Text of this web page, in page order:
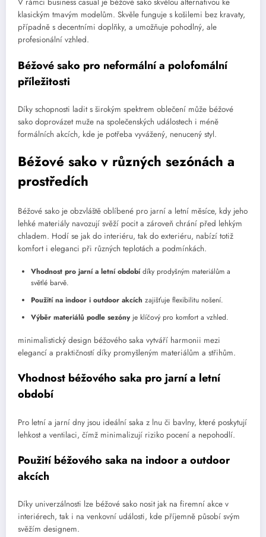
V rámci business casual je béžové sako skvělou alternativou ke
klasickým tmavým modelům. Skvěle funguje s košilemi bez kravaty,
případně s decentními doplňky, a umožňuje pohodlný, ale
profesionální vzhled.
Béžové sako pro neformální a polofomální
příležitosti
Díky schopnosti ladit s širokým spektrem oblečení může béžové
sako doprovázet muže na společenských událostech i méně
formálních akcích, kde je potřeba vyvážený, nenucený styl.
Béžové sako v různých sezónách a
prostředích
Béžové sako je obzvláště oblíbené pro jarní a letní měsíce, kdy jeho
lehké materiály navozují svěží pocit a zároveň chrání před lehkým
chladem. Hodí se jak do interiéru, tak do exteriéru, nabízí totiž
komfort i eleganci při různých teplotách a podmínkách.
Vhodnost pro jarní a letní obdobídíky prodyšným materiálům a
světlé barvě.
Použití na indoor i outdoor akcích zajišťuje flexibilitu nošení.
Výběr materiálů podle sezónyje klíčový pro komfort a vzhled.
minimalistický design béžového saka vytváří harmonii mezi
elegancí a praktičností díky promyšleným materiálům a střihům.
Vhodnost béžového saka pro jarní a letní
období
Pro letní a jarní dny jsou ideální saka z lnu či bavlny, které poskytují
lehkost a ventilaci, čímž minimalizují riziko pocení a nepohodlí.
Použití béžového saka na indoor a outdoor
akcích
Díky univerzálnosti lze béžové sako nosit jak na firemní akce v
interiérech, tak i na venkovní události, kde příjemně působí svým
svěžím designem.